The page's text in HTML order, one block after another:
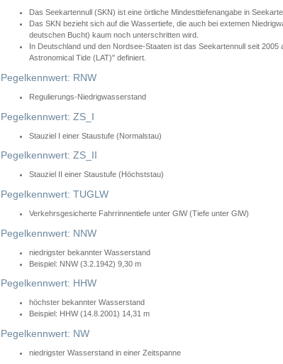
Das Seekartennull (SKN) ist eine örtliche Mindesttiefenangabe in
Das SKN bezieht sich auf die Wassertiefe, die auch bei extemen
deutschen Bucht) kaum noch unterschritten wird.
In Deutschland und den Nordsee-Staaten ist das Seekartennull seit
Astronomical Tide (LAT)" definiert.
Pegelkennwert: RNW
Regulierungs-Niedrigwasserstand
Pegelkennwert: ZS_I
Stauziel I einer Staustufe (Normalstau)
Pegelkennwert: ZS_II
Stauziel II einer Staustufe (Höchststau)
Pegelkennwert: TUGLW
Verkehrsgesicherte Fahrrinnentiefe unter GlW (Tiefe unter GlW)
Pegelkennwert: NNW
niedrigster bekannter Wasserstand
Beispiel: NNW (3.2.1942) 9,30 m
Pegelkennwert: HHW
höchster bekannter Wasserstand
Beispiel: HHW (14.8.2001) 14,31 m
Pegelkennwert: NW
niedrigster Wasserstand in einer Zeitspanne